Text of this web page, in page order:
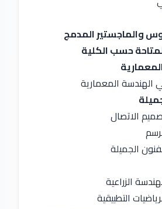
والماجستير المدمج
حسب الكلية
الهندسة المعمارية
الاتصال
الجميلة
الزراعية
التطبيقية